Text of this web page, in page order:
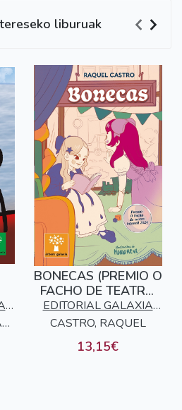
liburuak
BONECAS (PREMIO O
FACHO DE TEATRO
INFANTIL 2024)
EDITORIAL GALAXIA
S.A.
CASTRO, RAQUEL
13,15€